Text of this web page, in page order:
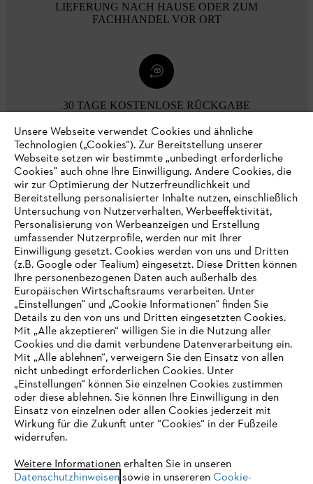
LIEFERUNG NACH HAUSE ODER ZUM
FACHHANDEL VOR ORT
30 TAGE KOSTENLOSE RÜCKGABE
Zahlungsmöglichkeiten
Unternehmen
Online Shop
Service
IHR BROWSER WIRD NICHT
UNTERSTÜTZT
eine optimale Nutzung unserer Seite empfehlen wir Ihnen, zu
einem der folgenden Browser zu wechseln:
Unsere Webseite verwendet Cookies und ähnliche
Technologien („Cookies“). Zur Bereitstellung unserer
Webseite setzen wir bestimmte „unbedingt erforderliche
Cookies" auch ohne Ihre Einwilligung. Andere Cookies, die
wir zur Optimierung der Nutzerfreundlichkeit und
Bereitstellung personalisierter Inhalte nutzen, einschließlich
Untersuchung von Nutzerverhalten, Werbeeffektivität,
Personalisierung von Werbeanzeigen und Erstellung
umfassender Nutzerprofile, werden nur mit Ihrer
Einwilligung gesetzt. Cookies werden von uns und Dritten
(z.B. Google oder Tealium) eingesetzt. Diese Dritten können
Ihre personenbezogenen Daten auch außerhalb des
Europäischen Wirtschaftsraums verarbeiten. Unter
„Einstellungen" und „Cookie Informationen“ finden Sie
Details zu den von uns und Dritten eingesetzten Cookies.
Mit „Alle akzeptieren“ willigen Sie in die Nutzung aller
Cookies und die damit verbundene Datenverarbeitung ein.
Mit „Alle ablehnen“, verweigern Sie den Einsatz von allen
nicht unbedingt erforderlichen Cookies. Unter
„Einstellungen“ können Sie einzelnen Cookies zustimmen
oder diese ablehnen. Sie können Ihre Einwilligung in den
Einsatz von einzelnen oder allen Cookies jederzeit mit
Wirkung für die Zukunft unter “Cookies“ in der Fußzeile
widerrufen.
Weitere Informationen erhalten Sie in unseren
Datenschutzhinweisensowie in unsereren Cookie-